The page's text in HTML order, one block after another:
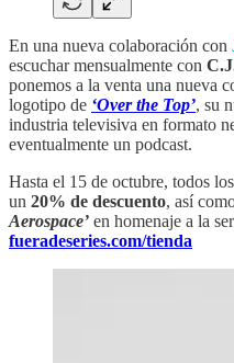
En una nueva colaboración con
escuchar mensualmente con
ponemos a la venta una nueva
logotipo de ‘Over the Top’, su
industria televisiva en formato
eventualmente un podcast.
Hasta el 15 de octubre, todos
un 20% de descuento, así
Aerospace’ en homenaje a la
fueradeseries.com/tienda